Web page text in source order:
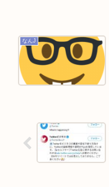
なんJ